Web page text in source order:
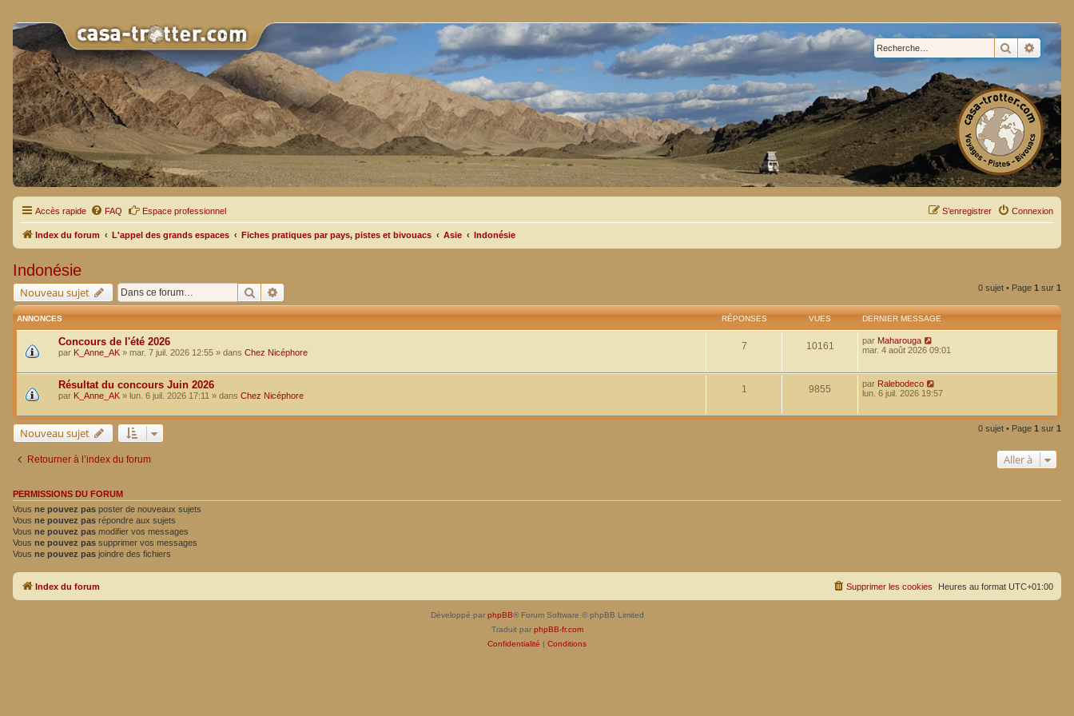
Rechercher
Accès rapide FAQ Espace professionnel Connexion
S’enregistrer
Index du forum L'appel des grands espaces Fiches pratiques par pays, pistes et bivouacs Asie Indonésie
Indonésie
Nouveau sujet Rechercher 0 sujet • Page 1 sur 1
ANNONCES RÉPONSES VUES DERNIER MESSAGE
Concours de l'été 2026
par K_Anne_AK » mar. 7 juil. 2026 12:55 » dans Chez Nicéphore
7 10161 par Maharouga
mar. 4 août 2026 09:01
Résultat du concours Juin 2026
par K_Anne_AK » lun. 6 juil. 2026 17:11 » dans Chez Nicéphore
1 9855 par Ralebodeco
lun. 6 juil. 2026 19:57
Nouveau sujet 0 sujet • Page 1 sur 1
Retourner à l’index du forum Aller à
PERMISSIONS DU FORUM
Vous ne pouvez pas poster de nouveaux sujets
Vous ne pouvez pas répondre aux sujets
Vous ne pouvez pas modifier vos messages
Vous ne pouvez pas supprimer vos messages
Vous ne pouvez pas joindre des fichiers
Index du forum Heures au format UTC+01:00
Supprimer les cookies
Développé par phpBB® Forum Software © phpBB Limited
Traduit par phpBB-fr.com
Confidentialité | Conditions